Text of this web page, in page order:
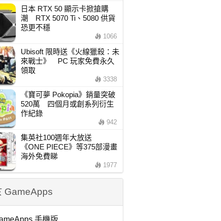
日本 RTX 50 顯示卡掀搶購
潮 RTX 5070 Ti、5080 供貨
恐更不穩
1066
Ubisoft 限時送《火線獵殺：未
來戰士》 PC 玩家免費永久
領取
3338
《寶可夢 Pokopia》銷量突破
520萬 四個月或創系列衍生
作紀錄
942
集英社100週年大放送
《ONE PIECE》等375部漫畫
海外免費睇
1977
GameApps
手機版